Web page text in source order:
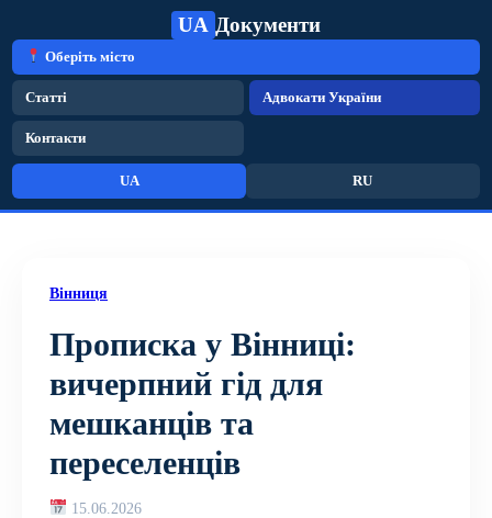
UA Документи
Оберіть місто
Статті Адвокати України
Контакти
UA RU
Вінниця
Прописка у Вінниці:
вичерпний гід для
мешканців та
переселенців
15.06.2026